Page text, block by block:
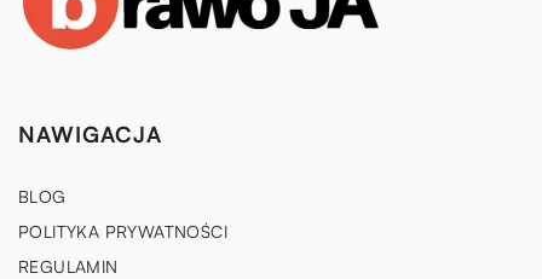
NAWIGACJA
BLOG
POLITYKA PRYWATNOŚCI
REGULAMIN